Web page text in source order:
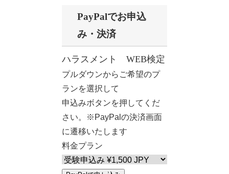
PayPalでお申込
み・決済
ハラスメント WEB検定
プルダウンからご希望のプ
ランを選択して
申込みボタンを押してくだ
さい。
※PayPalの決済画面
に遷移いたします
料金プラン